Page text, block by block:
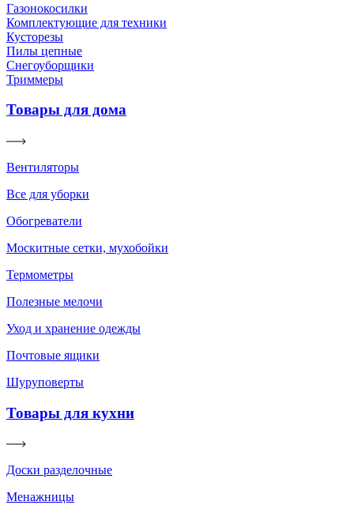
Газонокосилки
Комплектующие для техники
Кусторезы
Пилы цепные
Снегоуборщики
Триммеры
Товары для дома
Вентиляторы
Все для уборки
Обогреватели
Москитные сетки, мухобойки
Термометры
Полезные мелочи
Уход и хранение одежды
Почтовые ящики
Шуруповерты
Товары для кухни
Доски разделочные
Менажницы